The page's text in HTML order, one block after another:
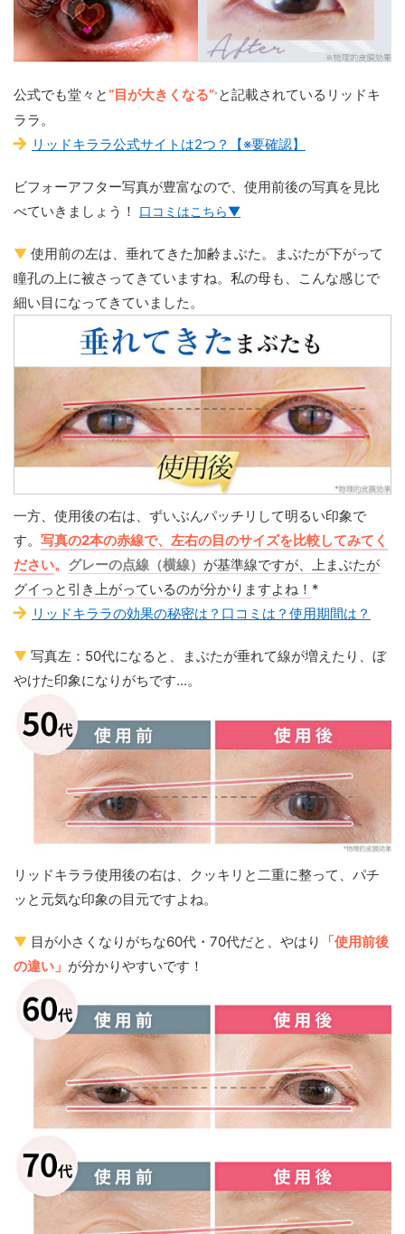
公式でも堂々と“目が大きくなる”※ と記載されているリッドキ
ララ。
リッドキララ公式サイトは2つ？【※要確認】
ビフォーアフター写真が豊富なので、使用前後の写真を見比
べていきましょう！
口コミはこちら▼
▼ 使用前の左は、垂れてきた加齢まぶた。まぶたが下がって
瞳孔の上に被さってきていますね。私の母も、こんな感じで
細い目になってきていました。
一方、使用後の右は、ずいぶんパッチリして明るい印象で
す。 写真の2本の赤線で、左右の目のサイズを比較してみてく
ださい。 グレーの点線（横線） が基準線ですが、上まぶたが
グイっと引き上がっているのが分かりますよね！ *
リッドキララの効果の秘密は？口コミは？使用期間は？
▼ 写真左：50代になると、まぶたが垂れて線が増えたり、ぼ
やけた印象になりがちです...。
リッドキララ使用後の右は、クッキリと二重に整って、パチ
ッと元気な印象の目元ですよね。
▼ 目が小さくなりがちな60代・70代だと、やはり
「使用前後
の違い」 が分かりやすいです！